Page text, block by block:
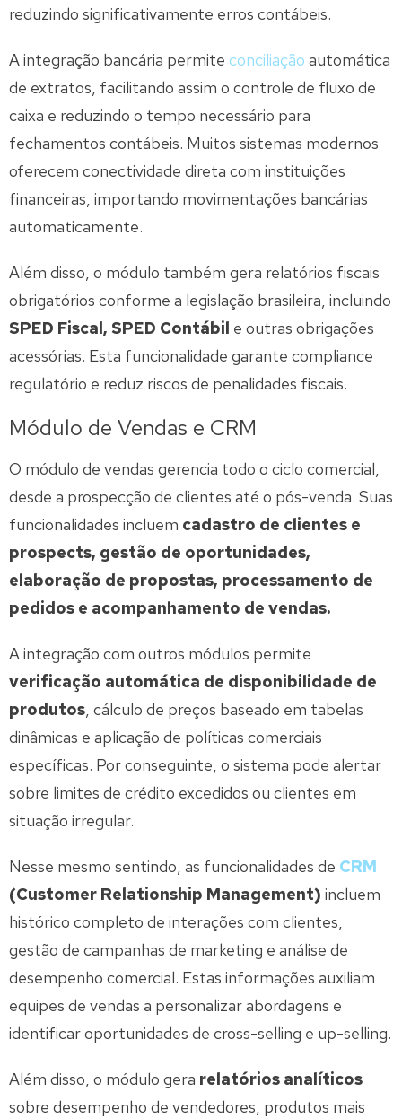
reduzindo significativamente erros contábeis.
A integração bancária permite conciliação automática
de extratos, facilitando assim o controle de fluxo de
caixa e reduzindo o tempo necessário para
fechamentos contábeis. Muitos sistemas modernos
oferecem conectividade direta com instituições
financeiras, importando movimentações bancárias
automaticamente.
Além disso, o módulo também gera relatórios fiscais
obrigatórios conforme a legislação brasileira, incluindo
SPED Fiscal, SPED Contábil e outras obrigações
acessórias. Esta funcionalidade garante compliance
regulatório e reduz riscos de penalidades fiscais.
Módulo de Vendas e CRM
O módulo de vendas gerencia todo o ciclo comercial,
desde a prospecção de clientes até o pós-venda. Suas
funcionalidades incluem cadastro de clientes e
prospects, gestão de oportunidades,
elaboração de propostas, processamento de
pedidos e acompanhamento de vendas.
A integração com outros módulos permite
verificação automática de disponibilidade de
produtos , cálculo de preços baseado em tabelas
dinâmicas e aplicação de políticas comerciais
específicas. Por conseguinte, o sistema pode alertar
sobre limites de crédito excedidos ou clientes em
situação irregular.
Nesse mesmo sentindo, as funcionalidades de CRM
(Customer Relationship Management) incluem
histórico completo de interações com clientes,
gestão de campanhas de marketing e análise de
desempenho comercial. Estas informações auxiliam
equipes de vendas a personalizar abordagens e
identificar oportunidades de cross-selling e up-selling.
Além disso, o módulo gera relatórios analíticos
sobre desempenho de vendedores, produtos mais